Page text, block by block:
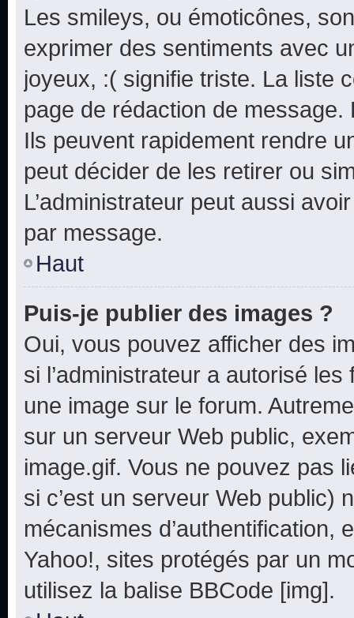
Les smileys, ou émoticônes,
exprimer des sentiments avec
joyeux, :( signifie triste. La liste
page de rédaction de
Ils peuvent rapidement rendre
peut décider de les retirer ou
L’administrateur peut aussi
par message.
Haut
Puis-je publier des images ?
Oui, vous pouvez afficher des
si l’administrateur a autorisé
une image sur le forum.
sur un serveur Web public,
image.gif. Vous ne pouvez pas
si c’est un serveur Web public)
mécanismes d’authentification,
Yahoo!, sites protégés par un
utilisez la balise BBCode [img].